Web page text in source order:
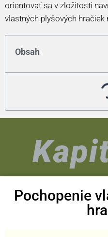
orientovať sa v zložitosti
vlastných plyšových hračiek
Obsah
Pochopenie